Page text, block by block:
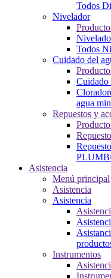
Todos
Nivelador
Todos
Cuidado del
Cuidado
agua
Repuestos y
Asistencia
Menú principal
Asistencia
Asistencia
Instrumentos